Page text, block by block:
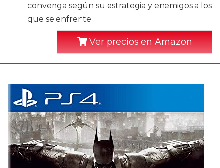
convenga según su estrategia y enemigos a los
que se enfrente
Ver precios en Amazon